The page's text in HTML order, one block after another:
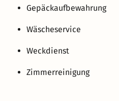
Gepäckaufbewahrung
Wäscheservice
Weckdienst
Zimmerreinigung